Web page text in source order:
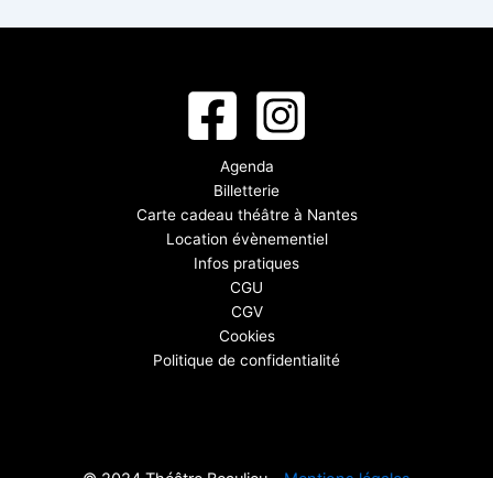
Agenda
Billetterie
Carte cadeau théâtre à Nantes
Location évènementiel
Infos pratiques
CGU
CGV
Cookies
Politique de confidentialité